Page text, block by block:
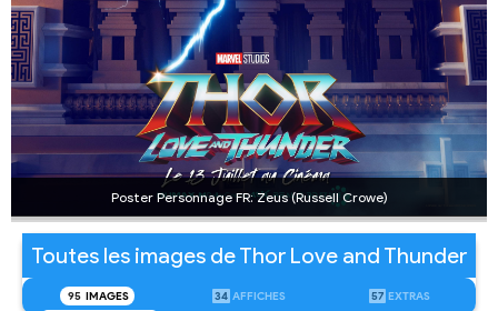
Poster Personnage FR: Zeus (Russell Crowe)
Toutes les images de Thor Love and Thunder
95 IMAGES 34 AFFICHES 57 EXTRAS